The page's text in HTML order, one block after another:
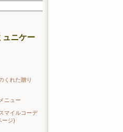
ュニケー
くれた贈り
ニュー
マイルコーデ
ージ)